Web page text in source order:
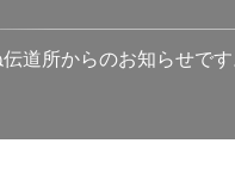
道所からのお知らせです